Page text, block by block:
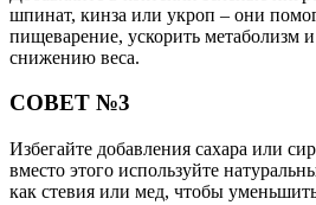
шпинат, кинза или укроп – они
пищеварение, ускорить метаболизм и
снижению веса.
СОВЕТ №3
Избегайте добавления сахара или
вместо этого используйте
как стевия или мед, чтобы